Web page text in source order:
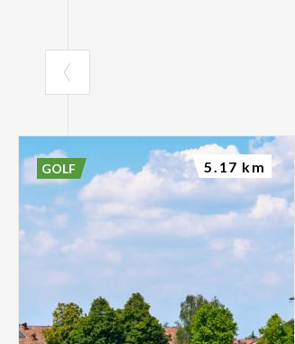
GOLF 5.17 km